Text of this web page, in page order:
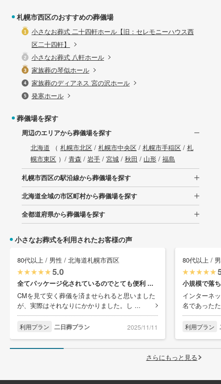
札幌市西区のおすすめの葬儀場
小さなお葬式 二十四軒ホール【旧：セレモニーハウス西
区二十四軒】
小さなお葬式 八軒ホール
家族葬の琴似ホール
家族葬のディアネス 宮の沢ホール
発寒ホール
葬儀場を探す
周辺のエリアから葬儀場を探す
北海道 （ 札幌市北区 / 札幌市中央区 / 札幌市手稲区 / 札
幌市東区 ）/ 青森 / 岩手/ 宮城/ 秋田 / 山形/ 福島
札幌市西区の駅沿線から葬儀場を探す
北海道全域の市区町村から葬儀場を探す
全都道府県から葬儀場を探す
小さなお葬式を利用されたお客様の声
80代以上 / 男性 / 北海道札幌市西区
5.0
全てパッケージ化されているのでとても便利 ...
CMを見て安く葬儀を済ませられると思いました
が、実際はそれなりにかかりました。し ...
利用プラン 二日葬プラン 2025/11/11
80代以上 /
小規模で落
インターネ
名であった
利用プラン
さらにもっと見る